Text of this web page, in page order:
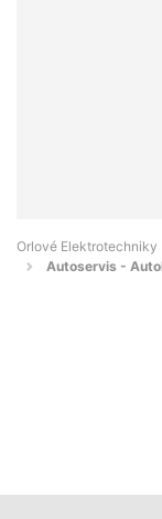
Orlové Elektrotechniky
Autoservis -